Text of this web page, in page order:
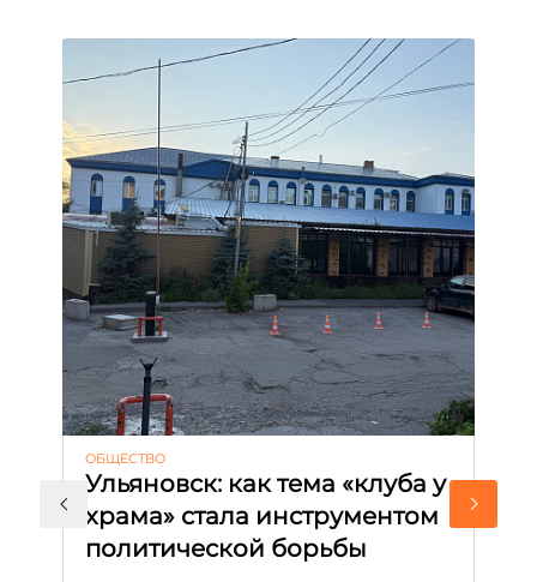
ОБЩЕСТВО
Ульяновск: как тема «клуба у
храма» стала инструментом
политической борьбы